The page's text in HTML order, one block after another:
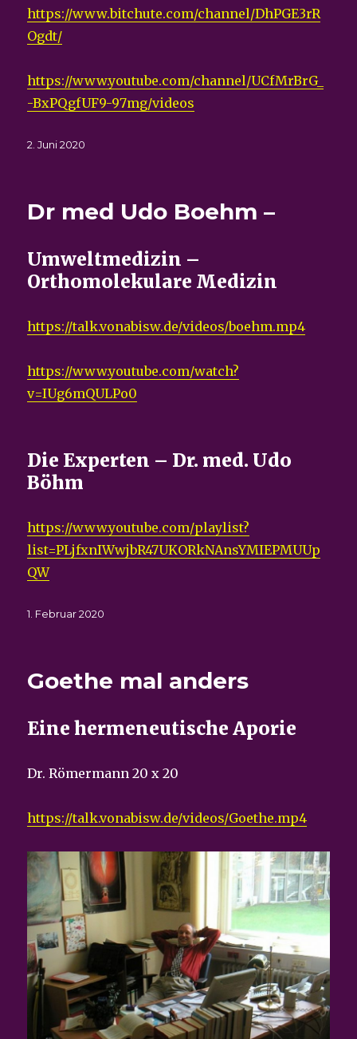
https://www.bitchute.com/channel/DhPGE3rR
Ogdt/
https://www.youtube.com/channel/UCfMrBrG_
-BxPQgfUF9-97mg/videos
Veröffentlicht
2. Juni 2020
Dr med Udo Boehm –
Umweltmedizin –
Orthomolekulare Medizin
https://talk.vonabisw.de/videos/boehm.mp4
https://www.youtube.com/watch?
v=IUg6mQULPo0
Die Experten – Dr. med. Udo
Böhm
https://www.youtube.com/playlist?
list=PLjfxnIWwjbR47UKORkNAnsYMIEPMUUp
QW
Veröffentlicht
1. Februar 2020
Goethe mal anders
Eine hermeneutische Aporie
Dr. Römermann 20 x 20
https://talk.vonabisw.de/videos/Goethe.mp4